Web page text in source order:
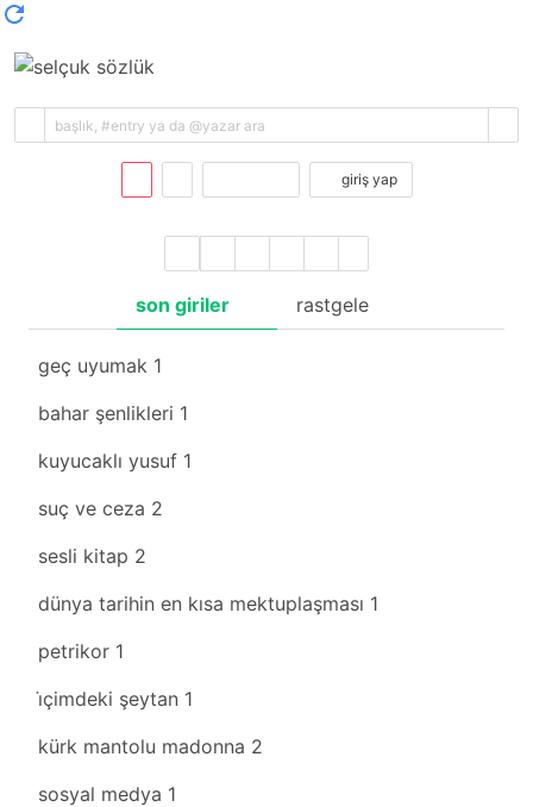
giriş yap
son giriler rastgele
geç uyumak 1
bahar şenlikleri 1
kuyucaklı yusuf 1
suç ve ceza 2
sesli kitap 2
dünya tarihin en kısa mektuplaşması 1
petrikor 1
i̇çimdeki şeytan 1
kürk mantolu madonna 2
sosyal medya 1